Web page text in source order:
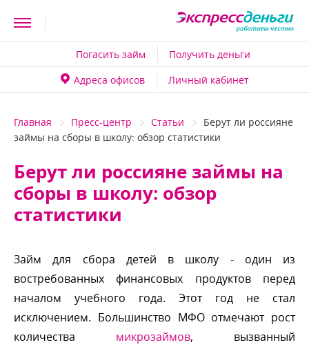
Погасить займ
Получить деньги
Адреса офисо
Личный кабинет
Главная Пресс-центр Статьи
Берут ли россияне
займы на сборы в школу: обзор статистики
Берут ли россияне займы на
сборы в школу: обзор
статистики
Займ для сбора детей в школу - один из
остребованных финансовых продуктов перед
началом учебного года. Этот год не стал
исключением. Большинство МФО отмечают рост
количества микрозаймо, вызванный